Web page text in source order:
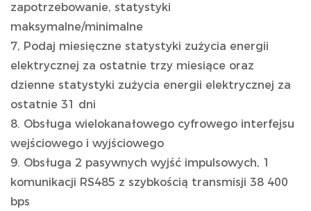
zapotrzebowanie, statystyki
maksymalne/minimalne
7, Podaj miesięczne statystyki zużycia energii
elektrycznej za ostatnie trzy miesiące oraz
dzienne statystyki zużycia energii elektrycznej za
ostatnie 31 dni
8. Obsługa wielokanałowego cyfrowego interfejsu
wejściowego i wyjściowego
9. Obsługa 2 pasywnych wyjść impulsowych, 1
komunikacji RS485 z szybkością transmisji 38 400
bps